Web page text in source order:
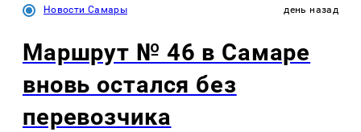
Новости Самары день назад
Маршрут № 46 в Самаре
вновь остался без
перевозчика